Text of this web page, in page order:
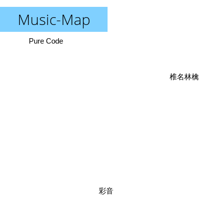
Music-Map
彩音
椎名林檎
Pure Code